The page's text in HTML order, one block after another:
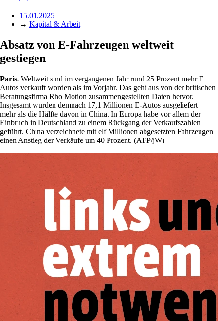
15.01.2025
→ Kapital & Arbeit
Absatz von E-Fahrzeugen weltweit
gestiegen
Paris. Weltweit sind im vergangenen Jahr rund 25 Prozent mehr E-
Autos verkauft worden als im Vorjahr. Das geht aus von der britischen
Beratungsfirma Rho Motion zusammengestellten Daten hervor.
Insgesamt wurden demnach 17,1 Millionen E-Autos ausgeliefert –
mehr als die Hälfte davon in China. In Europa habe vor allem der
Einbruch in Deutschland zu einem Rückgang der Verkaufszahlen
geführt. China verzeichnete mit elf Millionen abgesetzten Fahrzeugen
einen Anstieg der Verkäufe um 40 Prozent. (AFP/jW)